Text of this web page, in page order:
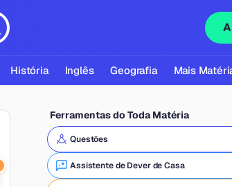
História Inglês Geografia Mais
Química
Física
Filosofia
Ferramentas do Toda Matéria
Questões
Assistente de Dever de Casa